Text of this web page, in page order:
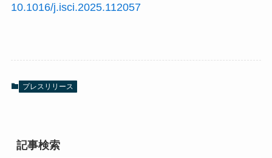
10.1016/j.isci.2025.112057
プレスリリース
記事検索